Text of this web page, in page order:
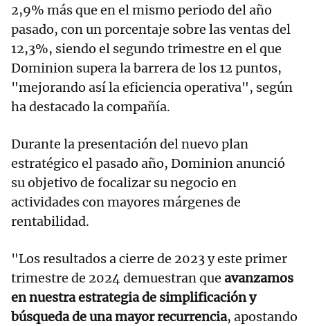
2,9% más que en el mismo periodo del año
pasado, con un porcentaje sobre las ventas del
12,3%, siendo el segundo trimestre en el que
Dominion supera la barrera de los 12 puntos,
"mejorando así la eficiencia operativa", según
ha destacado la compañía.
Durante la presentación del nuevo plan
estratégico el pasado año, Dominion anunció
su objetivo de focalizar su negocio en
actividades con mayores márgenes de
rentabilidad.
"Los resultados a cierre de 2023 y este primer
trimestre de 2024 demuestran que avanzamos
en nuestra estrategia de simplificación y
búsqueda de una mayor recurrencia, apostando